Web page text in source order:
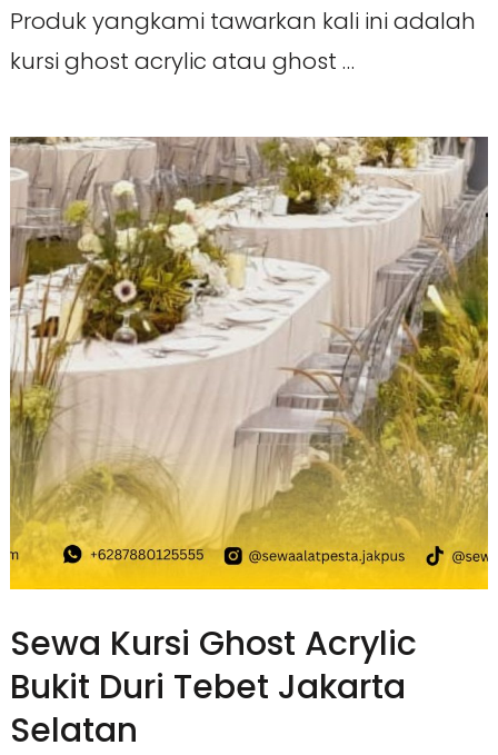
Produk yangkami tawarkan kali ini adalah
kursi ghost acrylic atau ghost …
Sewa Kursi Ghost Acrylic
Bukit Duri Tebet Jakarta
Selatan